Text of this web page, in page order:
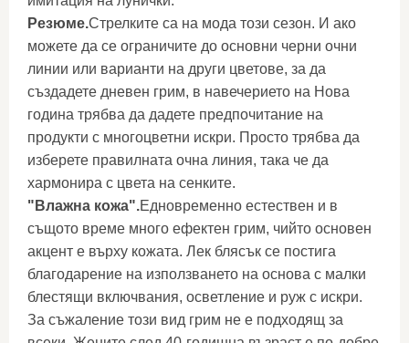
Резюме.Стрелките са на мода този сезон. И ако
можете да се ограничите до основни черни очни
линии или варианти на други цветове, за да
създадете дневен грим, в навечерието на Нова
година трябва да дадете предпочитание на
продукти с многоцветни искри. Просто трябва да
изберете правилната очна линия, така че да
хармонира с цвета на сенките.
"Влажна кожа".Едновременно естествен и в
същото време много ефектен грим, чийто основен
акцент е върху кожата. Лек блясък се постига
благодарение на използването на основа с малки
блестящи включвания, осветление и руж с искри.
За съжаление този вид грим не е подходящ за